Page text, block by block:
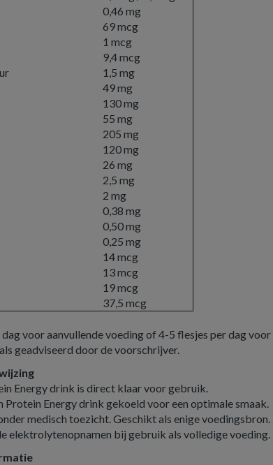
0,46 mg
69 mcg
1 mcg
9,4 mcg
1,5 mg
49 mg
130 mg
55 mg
205 mg
120 mg
26 mg
2,5 mg
2 mg
0,38 mg
0,50 mg
0,25 mg
14 mcg
13 mcg
19 mcg
37,5 mcg
voor aanvullende voeding of 4-5 flesjes per dag
geadviseerd door de voorschrijver.
Energy drink is direct klaar voor gebruik.
Protein Energy drink gekoeld voor een optimale smaak.
medisch toezicht. Geschikt als enige
elektrolytenopnamen bij gebruik als volledige voeding.